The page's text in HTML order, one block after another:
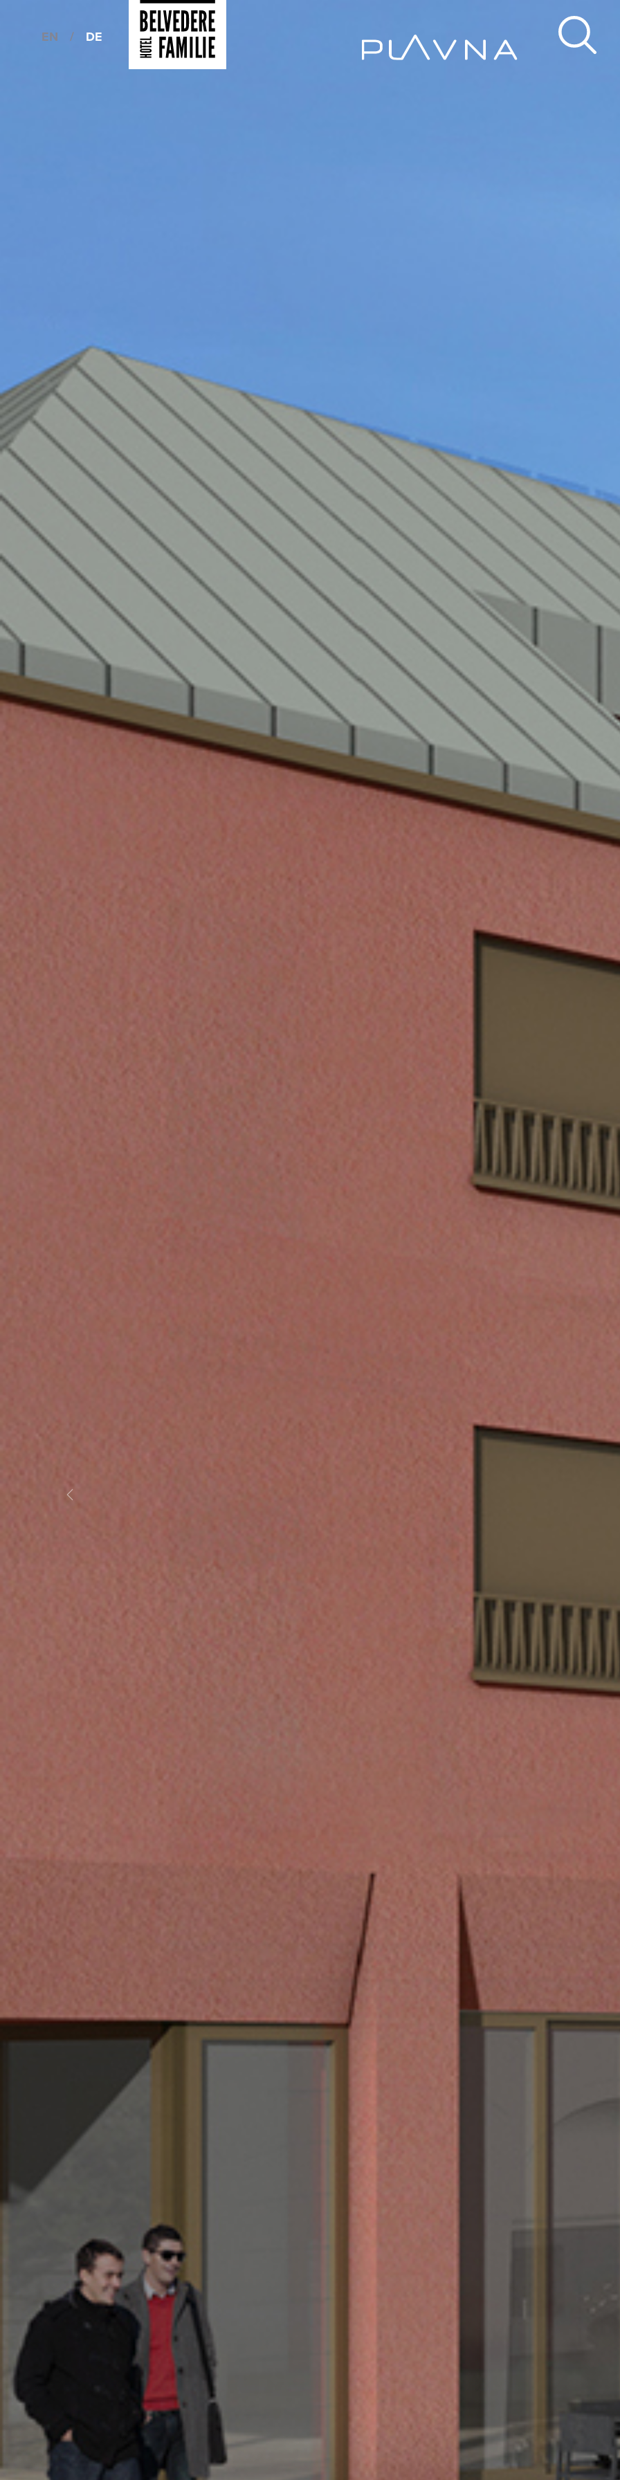
EN / DE
Previous